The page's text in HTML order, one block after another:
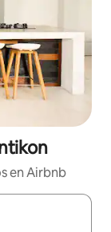
en Airbnb
con las